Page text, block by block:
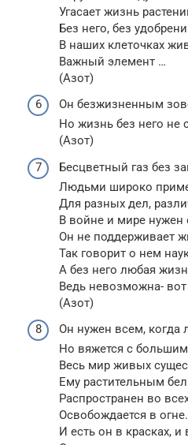
Угасает жизнь
Без него, без
В наших клеточках
Важный элемент …
(Азот)
Он безжизненным
Но жизнь без него не
(Азот)
Бесцветный газ без
Людьми широко
Для разных дел,
В войне и мире нужен
Он не поддерживает
Так говорит о нем
А без него любая
Ведь невозможна- вот
(Азот)
Он нужен всем, когда
Но вяжется с
Весь мир живых
Ему растительным
Распространен во
Освобождается в огне.
И есть он в красках, и